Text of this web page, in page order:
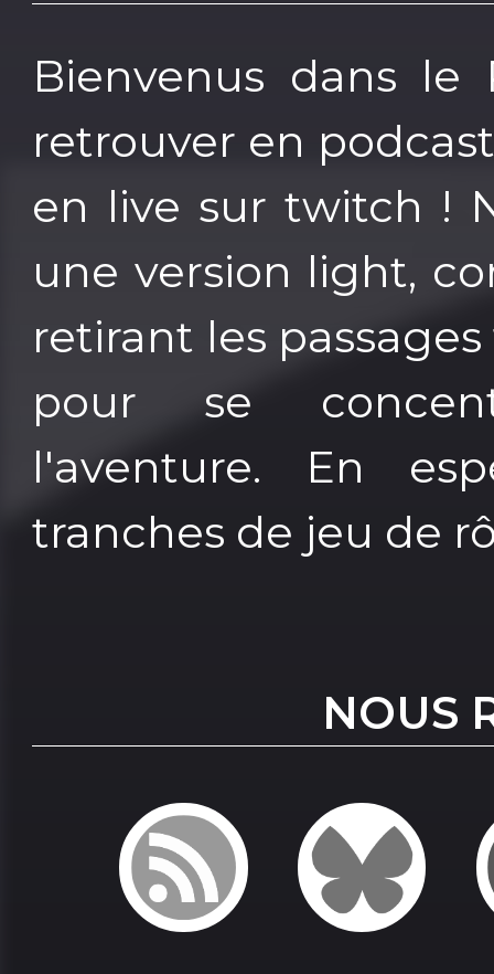
Bienvenus dans
retrouver en
en live sur twitch !
une version light,
retirant les
pour se
l'aventure. En
tranches de jeu de
NOUS